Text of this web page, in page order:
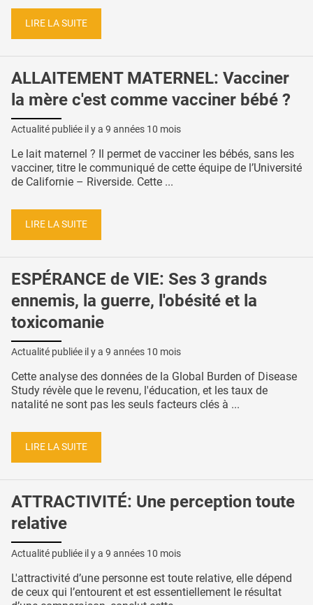
LIRE LA SUITE
ALLAITEMENT MATERNEL: Vacciner
la mère c'est comme vacciner bébé ?
Actualité publiée il y a 9 années 10 mois
Le lait maternel ? Il permet de vacciner les bébés, sans les
vacciner, titre le communiqué de cette équipe de l’Université
de Californie – Riverside. Cette ...
LIRE LA SUITE
ESPÉRANCE de VIE: Ses 3 grands
ennemis, la guerre, l'obésité et la
toxicomanie
Actualité publiée il y a 9 années 10 mois
Cette analyse des données de la Global Burden of Disease
Study révèle que le revenu, l'éducation, et les taux de
natalité ne sont pas les seuls facteurs clés à ...
LIRE LA SUITE
ATTRACTIVITÉ: Une perception toute
relative
Actualité publiée il y a 9 années 10 mois
L'attractivité d’une personne est toute relative, elle dépend
de ceux qui l’entourent et est essentiellement le résultat